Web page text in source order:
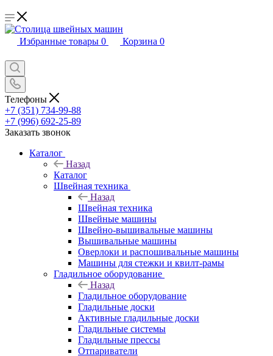
Избранные товары 0 Корзина 0
Телефоны
+7 (351) 734-99-88
+7 (996) 692-25-89
Заказать звонок
Каталог
Назад
Каталог
Швейная техника
Назад
Швейная техника
Швейные машины
Швейно-вышивальные машины
Вышивальные машины
Оверлоки и распошивальные машины
Машины для стежки и квилт-рамы
Гладильное оборудование
Назад
Гладильное оборудование
Гладильные доски
Активные гладильные доски
Гладильные системы
Гладильные прессы
Отпариватели